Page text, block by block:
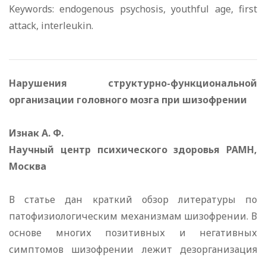
Keywords: endogenous psychosis, youthful age, first
attack, interleukin.
Нарушения структурно-функциональной
организации головного мозга при шизофрении
Изнак А. Ф.
Научный центр психического здоровья РАМН,
Москва
В статье дан краткий обзор литературы по
патофизиологическим механизмам шизофрении. В
основе многих позитивных и негативных
симптомов шизофрении лежит дезорганизация